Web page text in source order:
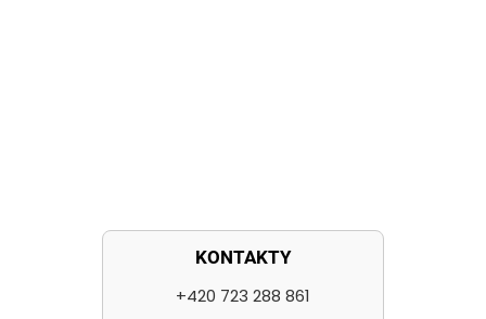
KONTAKTY
+420 723 288 861